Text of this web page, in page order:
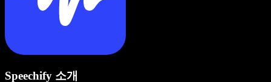
Speechify 소개